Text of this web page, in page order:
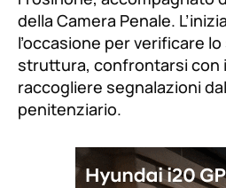
della Camera Penale.
l’occasione per verificare
struttura, confrontarsi con
raccogliere segnalazioni
penitenziario.